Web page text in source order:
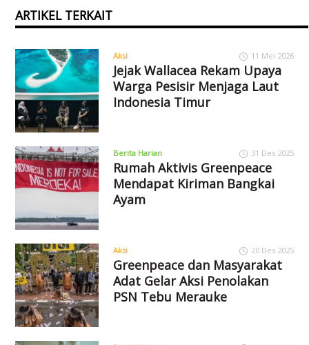
ARTIKEL TERKAIT
Aksi 11 Mei 2026
Jejak Wallacea Rekam Upaya
Warga Pesisir Menjaga Laut
Indonesia Timur
Berita Harian 31 Des 2025
Rumah Aktivis Greenpeace
Mendapat Kiriman Bangkai
Ayam
Aksi 20 Des 2025
Greenpeace dan Masyarakat
Adat Gelar Aksi Penolakan
PSN Tebu Merauke